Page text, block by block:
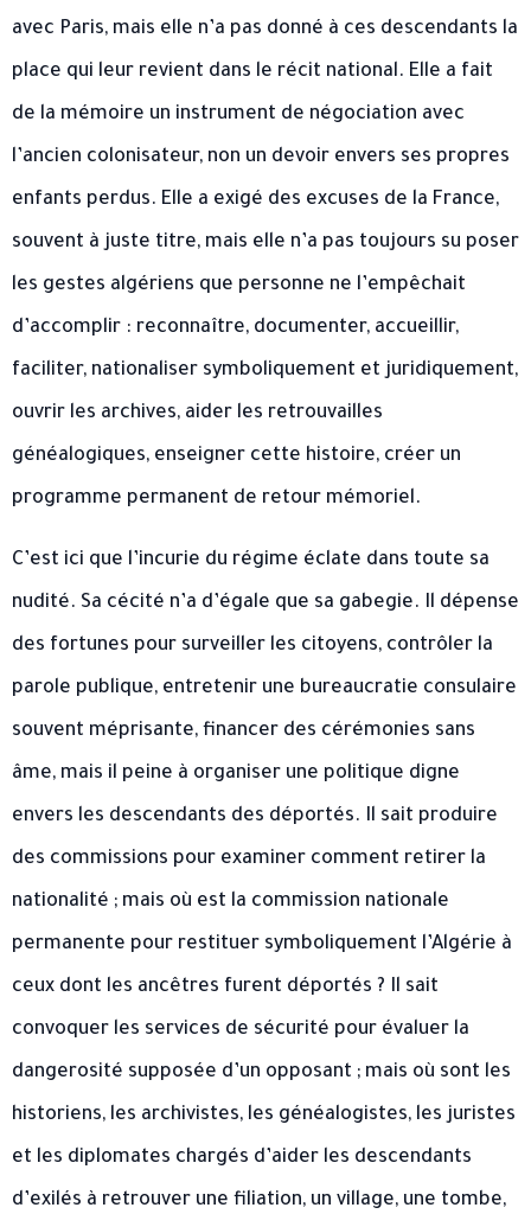
avec Paris, mais elle n’a pas donné à ces descendants la
place qui leur revient dans le récit national. Elle a fait
de la mémoire un instrument de négociation avec
l’ancien colonisateur, non un devoir envers ses propres
enfants perdus. Elle a exigé des excuses de la France,
souvent à juste titre, mais elle n’a pas toujours su poser
les gestes algériens que personne ne l’empêchait
d’accomplir : reconnaître, documenter, accueillir,
faciliter, nationaliser symboliquement et juridiquement,
ouvrir les archives, aider les retrouvailles
généalogiques, enseigner cette histoire, créer un
programme permanent de retour mémoriel.
C’est ici que l’incurie du régime éclate dans toute sa
nudité. Sa cécité n’a d’égale que sa gabegie. Il dépense
des fortunes pour surveiller les citoyens, contrôler la
parole publique, entretenir une bureaucratie consulaire
souvent méprisante, financer des cérémonies sans
âme, mais il peine à organiser une politique digne
envers les descendants des déportés. Il sait produire
des commissions pour examiner comment retirer la
nationalité ; mais où est la commission nationale
permanente pour restituer symboliquement l’Algérie à
ceux dont les ancêtres furent déportés ? Il sait
convoquer les services de sécurité pour évaluer la
dangerosité supposée d’un opposant ; mais où sont les
historiens, les archivistes, les généalogistes, les juristes
et les diplomates chargés d’aider les descendants
d’exilés à retrouver une filiation, un village, une tombe,